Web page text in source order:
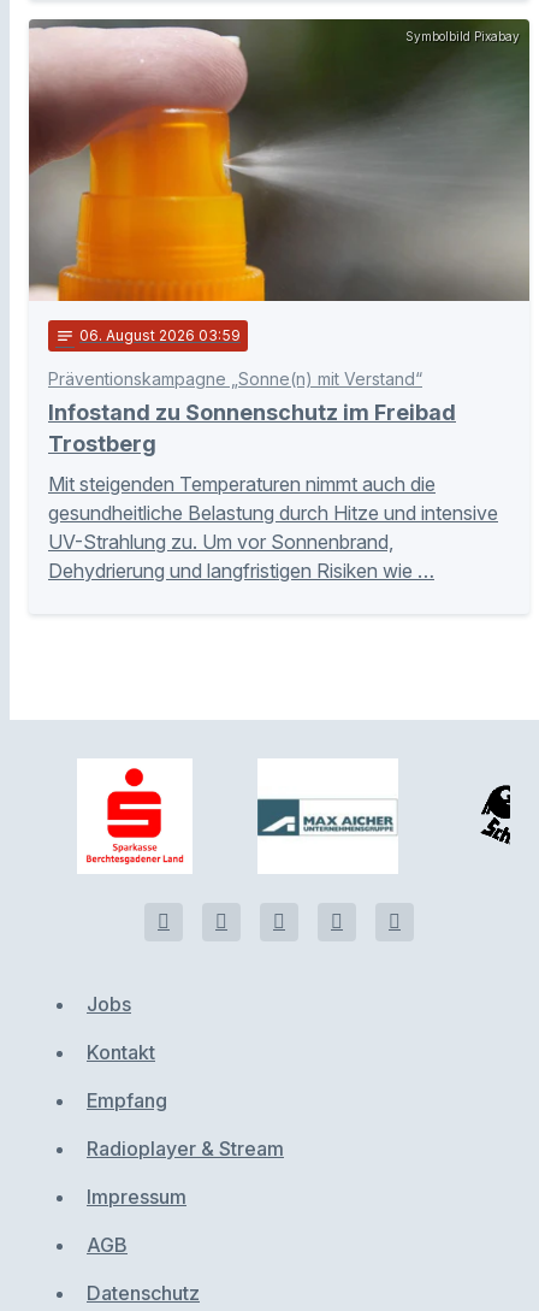
Symbolbild Pixabay
notes 06. August 2026 03:59
Präventionskampagne „Sonne(n) mit Verstand“
Infostand zu Sonnenschutz im Freibad
Trostberg
Mit steigenden Temperaturen nimmt auch die
gesundheitliche Belastung durch Hitze und intensive
UV-Strahlung zu. Um vor Sonnenbrand,
Dehydrierung und langfristigen Risiken wie …
Jobs
Kontakt
Empfang
Radioplayer & Stream
Impressum
AGB
Datenschutz